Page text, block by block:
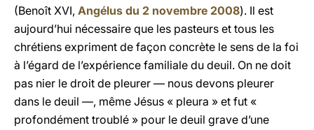
(Benoît XVI, Angélus du 2 novembre 2008). Il est
aujourd’hui nécessaire que les pasteurs et tous les
chrétiens expriment de façon concrète le sens de la foi
à l’égard de l’expérience familiale du deuil. On ne doit
pas nier le droit de pleurer — nous devons pleurer
dans le deuil —, même Jésus « pleura » et fut «
profondément troublé » pour le deuil grave d’une